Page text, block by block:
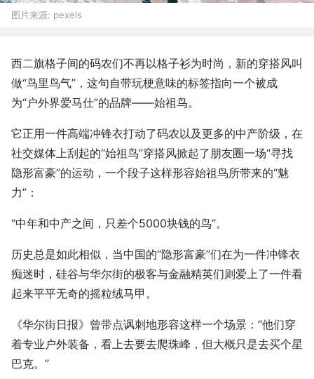
图片来源: pexels
西二旗格子间的码农们不再以格子衫为时尚，新的穿搭风叫
做“鸟里鸟气”，这句自带玩梗意味的标签指向一个被成
为“户外界爱马仕”的品牌——始祖鸟。
它正用一件高端冲锋衣打动了码农以及更多的中产阶级，在
社交媒体上刮起的“始祖鸟”穿搭风掀起了朋友圈一场“寻找
隐形富豪”的运动，一个段子这样形容始祖鸟所带来的“魅
力”：
“中年和中产之间，只差个5000块钱的鸟”。
历史总是如此相似，当中国的“隐形富豪”们在为一件冲锋衣
痴迷时，硅谷与华尔街的极客与金融精英们则爱上了一件看
起来平平无奇的摇粒绒马甲。
《华尔街日报》曾带点讽刺地形容这样一个场景：“他们穿
着专业户外装备，看上去要去爬珠峰，但大概只是去买个星
巴克。”